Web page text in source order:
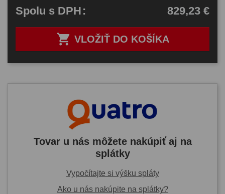
 VLOŽIŤ DO KOŠÍKA
Spolu s DPH: 829,23 €
Tovar u nás môžete nakúpiť aj na
splátky
Vypočítajte si výšku spláty
Ako u nás nakúpite na splátky?